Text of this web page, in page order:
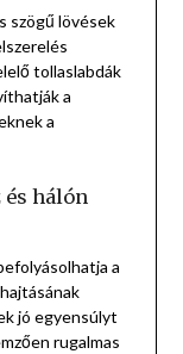
szögű lövések
tollaslabdák
a
a
hálón
a
jó egyensúlyt
rugalmas